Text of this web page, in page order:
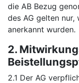
die AB Bezug
des AG gelten
anerkannt wurden.
2.
2.1 Der AG